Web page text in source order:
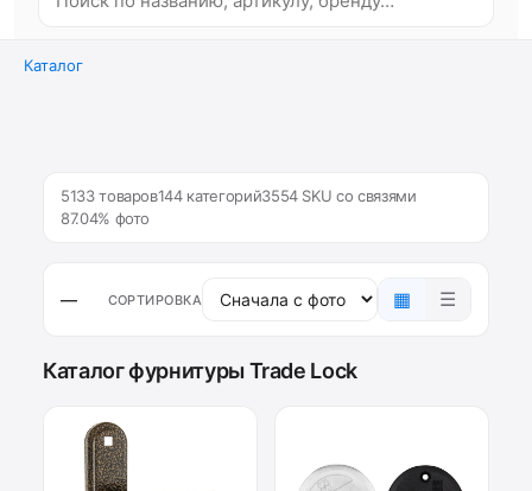
Каталог
5133 товаров144 категорий3554 SKU со связями
87.04% фото
— СОРТИРОВКА ▦ ☰
Каталог фурнитуры Trade Lock